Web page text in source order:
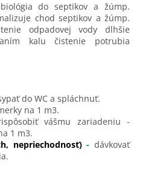
do septikov a žúmp.
chod septikov a žúmp.
odpadovej vody dlhšie
kalu čistenie potrubia
do WC a spláchnuť.
na 1 m3.
vášmu zariadeniu -
1 m3.
nepriechodnosť)- dávkovať